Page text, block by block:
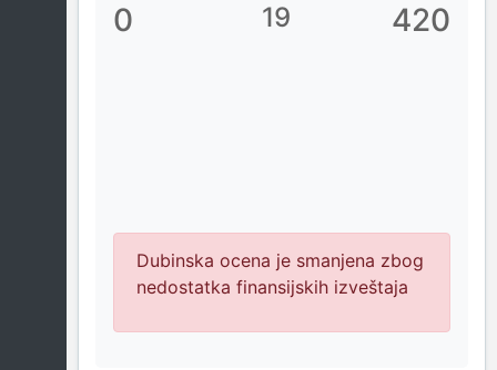
0 19 420
Dubinska ocena je smanjena zbog
nedostatka finansijskih izveštaja